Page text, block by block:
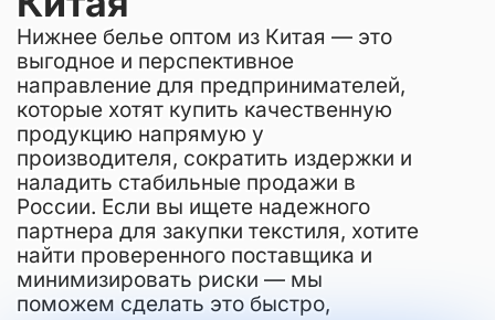
Нижнее белье оптом из Китая — это
выгодное и перспективное
направление для предпринимателей,
которые хотят купить качественную
продукцию напрямую у
производителя, сократить издержки и
наладить стабильные продажи в
России. Если вы ищете надежного
партнера для закупки текстиля, хотите
найти проверенного поставщика и
минимизировать риски — мы
поможем сделать это быстро,